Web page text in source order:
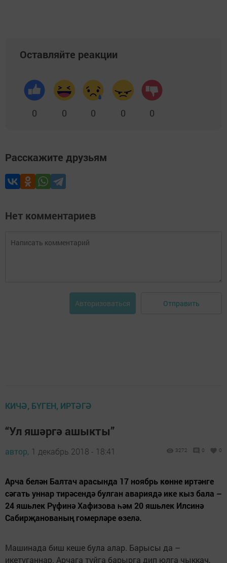
Оставляйте реакции
0 0 0 0 0
Расскажите друзьям
Нет комментариев
Авторизоваться Отправить
КИЧӘ, БҮГЕН, ИРТӘГӘ
“Ул яшәргә ашыкты”
автор, 1 декабрь 2018 - 18:41 3272 0 0
Арча белән Балтач арасында 17 ноябрь көнне иртәнге
сәгать уннар тирәсендә булган авариядә ике кыз бала –
24 яшьлек Рүфинә Хафизова һәм 20 яшьлек Илсинә
Сабирҗанованың гомерләре өзелә.
Машинада биш кеше була алар. Барысы да –
икетуганнар. Арчага туйга барырга дип юлга чыккач,